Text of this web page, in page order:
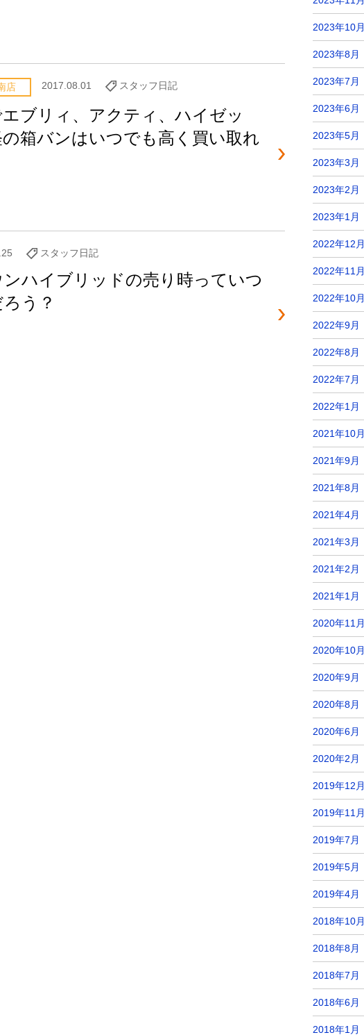
店 2017.08.01 スタッフ日記
ブリィ、アクティ、ハイゼッ
箱バンはいつでも高く買い取れ
スタッフ日記
ンハイブリッドの売り時っていつ
う？
2023年10月
2023年8月
2023年7月
2023年6月
2023年5月
2023年3月
2023年2月
2023年1月
2022年12月
2022年11月
2022年10月
2022年9月
2022年8月
2022年7月
2022年1月
2021年10月
2021年9月
2021年8月
2021年4月
2021年3月
2021年2月
2021年1月
2020年11月
2020年10月
2020年9月
2020年8月
2020年6月
2020年2月
2019年12月
2019年11月
2019年7月
2019年5月
2019年4月
2018年10月
2018年8月
2018年7月
2018年6月
2018年1月